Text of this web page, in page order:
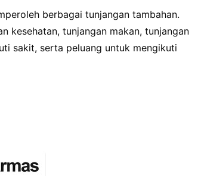
berbagai tunjangan tambahan.
kesehatan, tunjangan makan, tunjangan
sakit, serta peluang untuk mengikuti